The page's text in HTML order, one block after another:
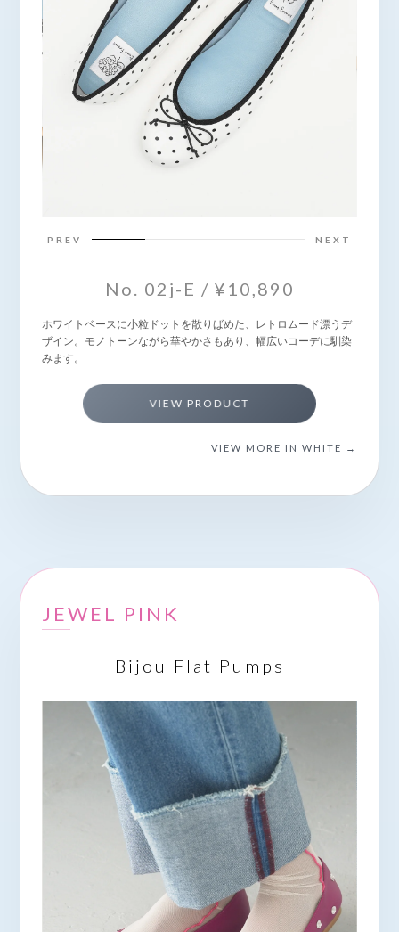
PREV NEXT
No. 02j-E / ¥10,890
ホワイトベースに小粒ドットを散りばめた、レトロムード漂うデ
ザイン。モノトーンながら華やかさもあり、幅広いコーデに馴染
みます。
VIEW PRODUCT
VIEW MORE IN WHITE →
JEWEL PINK
Bijou Flat Pumps